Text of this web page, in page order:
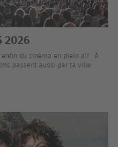
2026
du cinéma en plein air ! À
passent aussi par ta ville.